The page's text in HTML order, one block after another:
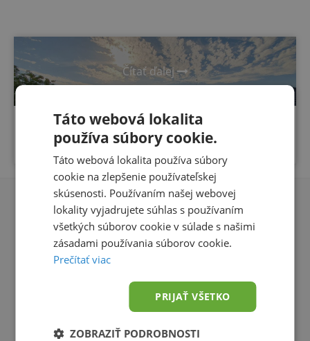
Čítať ďalej
On - Grid systém Huawei 5,460 kWp, bez
batérií
Rýchle a spoľahlivé doručenie
Doprava zdarma od 49,00 € do 15 kg
Konzultácia zdarma
Táto webová lokalita
používa súbory cookie.
Táto webová lokalita používa súbory
cookie na zlepšenie používateľskej
skúsenosti. Používaním našej webovej
lokality vyjadrujete súhlas s používaním
všetkých súborov cookie v súlade s našimi
zásadami používania súborov cookie.
Prečítať viac
PRIJAŤ VŠETKO
ZOBRAZIŤ PODROBNOSTI